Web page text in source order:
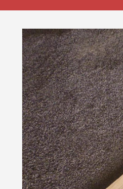
商品情
報にス
キップ